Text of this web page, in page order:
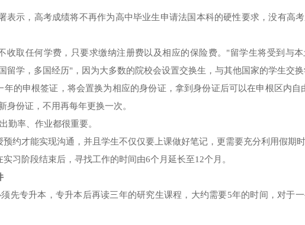
表示，高考成绩将不再作为高中毕业生申请法国本科的硬性要求，没有高
收取任何学费，只要求缴纳注册费以及相应的保险费。"留学生将受到与
留学，多国经历"，因为大多数的院校会设置交换生，与其他国家的学生交换
的申根签证，将会置换为相应的身份证，拿到身份证后可以在申根区内自
身份证，不用再每年更换一次。
勤率、作业都很重要。
约才能实现沟通，并且学生不仅仅要上课做好笔记，更需要充分利用假期
习阶段结束后，寻找工作的时间由6个月延长至12个月。
先专升本，专升本后再读三年的研究生课程，大约需要5年的时间，对于